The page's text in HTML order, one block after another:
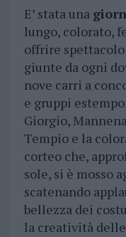
E’ stata una
lungo, colorato,
offrire
giunte da ogni
nove carri a
e gruppi
Giorgio,
Tempio e la
corteo che,
sole, si è mosso
scatenando
bellezza dei
la creatività